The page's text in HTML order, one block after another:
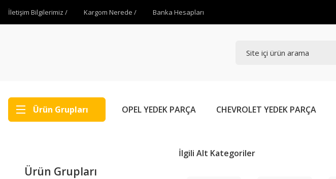
İletişim Bilgilerimiz / Kargom Nerede / Banka Hesapları
Ürün Grupları OPEL YEDEK PARÇA CHEVROLET YEDEK PARÇA
Ürün Grupları
İlgili Alt Kategoriler